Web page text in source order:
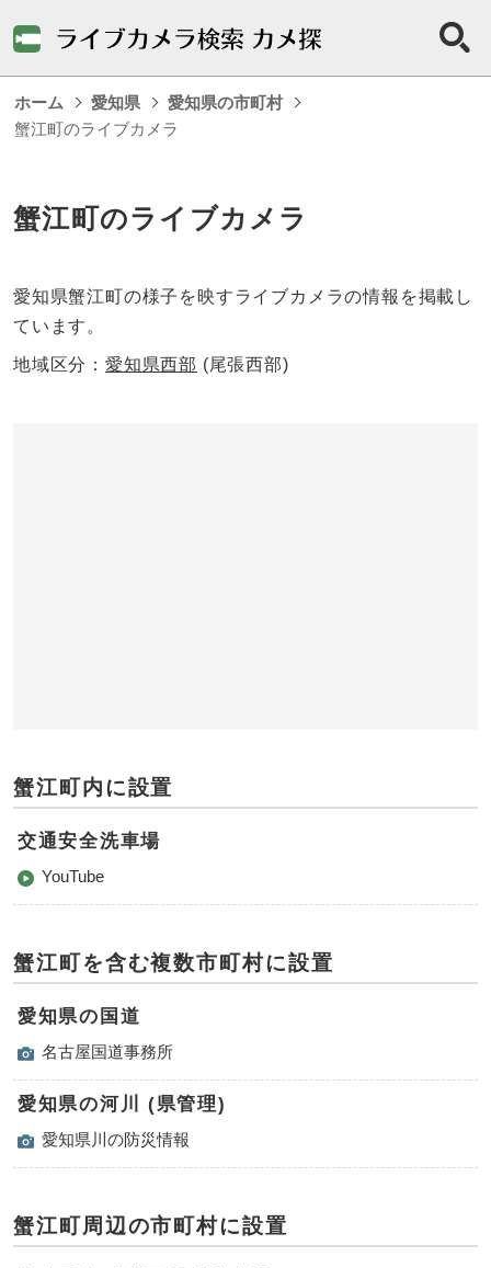
ホーム 愛知県
愛知県の市町村
蟹江町のライブカメラ
蟹江町のライブカメラ
愛知県蟹江町の様子を映すライブカメラの情報を掲載し
ています。
地域区分： 愛知県西部 (尾張西部)
蟹江町内に設置
交通安全洗車場
YouTube
蟹江町を含む複数市町村に設置
愛知県の国道
名古屋国道事務所
愛知県の河川 (県管理)
愛知県川の防災情報
蟹江町周辺の市町村に設置